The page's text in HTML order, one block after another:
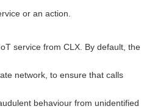
or an action.
service from CLX. By default, the
network, to ensure that calls
behaviour from unidentified